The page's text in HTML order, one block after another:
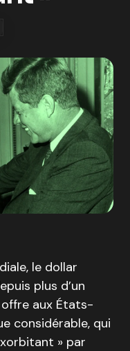
le dollar
plus d’un
aux États-
considérable, qui
» par